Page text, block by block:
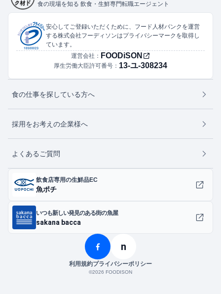
食の現場を知る 飲食・生鮮専門転職エージェント
安心してご登録いただくために、フード人材バンクを運営
する株式会社フーディソンはプライバシーマークを取得し
ています。
運営会社： FOODiSON
厚生労働大臣許可番号： 13-ユ-308234
食の仕事を探している方へ
採用をお考えの企業様へ
よくあるご質問
飲食店専用の生鮮品EC
魚ポチ
いつも新しい発見のある街の魚屋
sakana bacca
n
利用規約プライバシーポリシー
©︎2026 FOODISON